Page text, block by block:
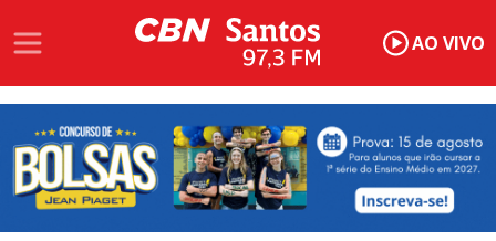
AO VIVO